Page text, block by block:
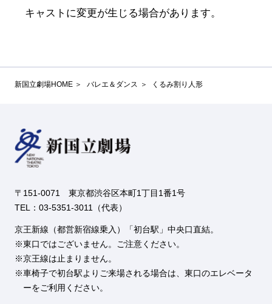
キャストに変更が生じる場合があります。
新国立劇場HOME バレエ＆ダンス くるみ割り人形
〒151-0071 東京都渋谷区本町1丁目1番1号
TEL：03-5351-3011（代表）
京王新線（都営新宿線乗入）「初台駅」中央口直結。
東口ではございません。ご注意ください。
京王線は止まりません。
車椅子で初台駅よりご来場される場合は、東口のエレベータ
ーをご利用ください。